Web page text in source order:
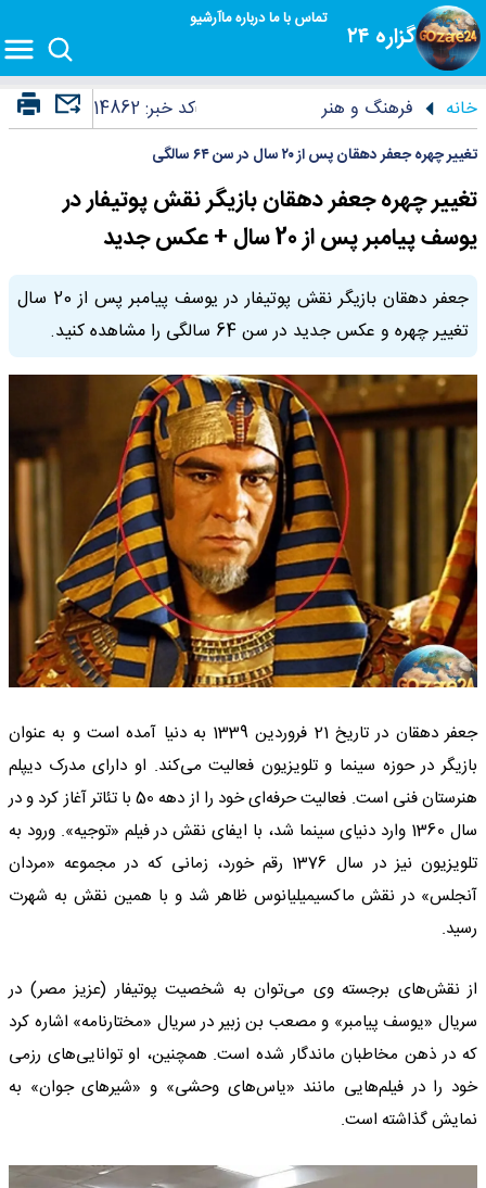
گزاره ۲۴
تماس با مادرباره ماآرشیو
خانه فرهنگ و هنر کد خبر:14862
تغییر چهره جعفر دهقان پس از ۲۰ سال در سن ۶۴ سالگی
تغییر چهره جعفر دهقان بازیگر نقش پوتیفار در
یوسف پیامبر پس از 20 سال + عکس جدید
جعفر دهقان بازیگر نقش پوتیفار در یوسف پیامبر پس از 20 سال
تغییر چهره و عکس جدید در سن 64 سالگی را مشاهده کنید.
جعفر دهقان در تاریخ 21 فروردین 1339 به دنیا آمده است و به عنوان
بازیگر در حوزه سینما و تلویزیون فعالیت می‌کند. او دارای مدرک دیپلم
هنرستان فنی است. فعالیت حرفه‌ای خود را از دهه 50 با تئاتر آغاز کرد و در
سال 1360 وارد دنیای سینما شد، با ایفای نقش در فیلم «توجیه». ورود به
تلویزیون نیز در سال 1376 رقم خورد، زمانی که در مجموعه «مردان
آنجلس» در نقش ماکسیمیلیانوس ظاهر شد و با همین نقش به شهرت
رسید.
از نقش‌های برجسته وی می‌توان به شخصیت پوتیفار (عزیز مصر) در
سریال «یوسف پیامبر» و مصعب بن زبیر در سریال «مختارنامه» اشاره کرد
که در ذهن مخاطبان ماندگار شده است. همچنین، او توانایی‌های رزمی
خود را در فیلم‌هایی مانند «یاس‌های وحشی» و «شیرهای جوان» به
نمایش گذاشته است.